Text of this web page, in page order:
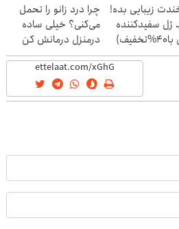
زیبایی بده!
ژل سفیدکننده
چرا درد زانو را تحمل
می‌کنی؟ خیلی ساده
درمنزل درمانش کن